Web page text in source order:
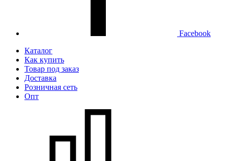
Facebook
Каталог
Как купить
Товар под заказ
Доставка
Розничная сеть
Опт